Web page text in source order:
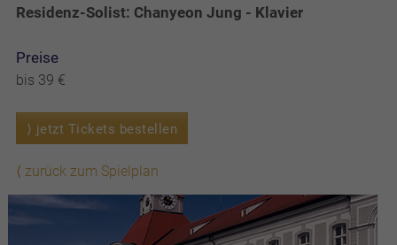
Residenz-Solist: Chanyeon Jung - Klavier
Preise
bis 39 €
⟩ jetzt Tickets bestellen
⟨ zurück zum Spielplan